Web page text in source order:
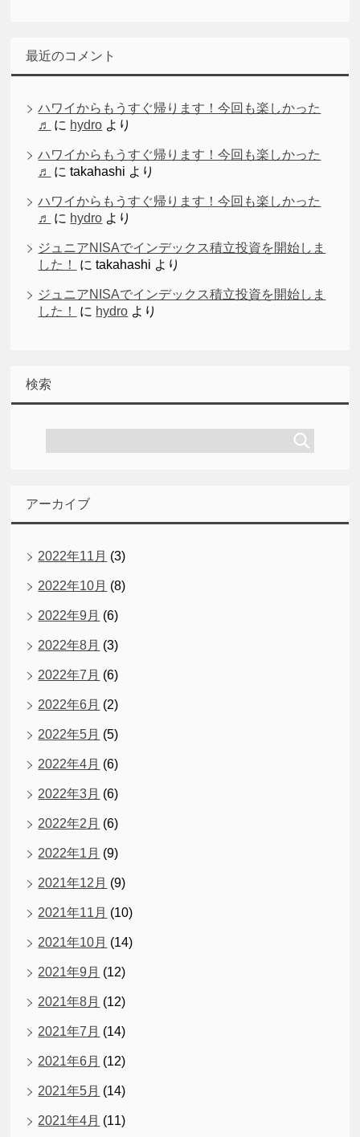
最近のコメント
ハワイからもうすぐ帰ります！今回も楽しかった
♬
に hydro より
ハワイからもうすぐ帰ります！今回も楽しかった
♬
にtakahashi より
ハワイからもうすぐ帰ります！今回も楽しかった
♬
に hydro より
ジュニアNISAでインデックス積立投資を開始しま
した！
にtakahashi より
ジュニアNISAでインデックス積立投資を開始しま
した！
に hydro より
検索
アーカイブ
2022年11月 (3)
2022年10月 (8)
2022年9月 (6)
2022年8月 (3)
2022年7月 (6)
2022年6月 (2)
2022年5月 (5)
2022年4月 (6)
2022年3月 (6)
2022年2月 (6)
2022年1月 (9)
2021年12月 (9)
2021年11月 (10)
2021年10月 (14)
2021年9月 (12)
2021年8月 (12)
2021年7月 (14)
2021年6月 (12)
2021年5月 (14)
2021年4月 (11)